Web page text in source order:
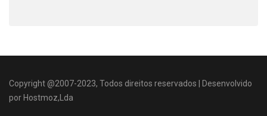
Copyright @2007-2023, Todos direitos reservados | Desenvolvido
por Hostmoz,Lda